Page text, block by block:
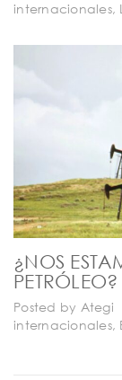
internacionales,
¿NOS
PETRÓLEO?
Posted by Ategi
internacionales,